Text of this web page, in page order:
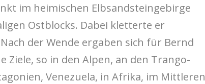
im heimischen Elbsandsteingebirge
Ostblocks. Dabei kletterte er
der Wende ergaben sich für Bernd
Ziele, so in den Alpen, an den Trango-
Venezuela, in Afrika, im Mittleren